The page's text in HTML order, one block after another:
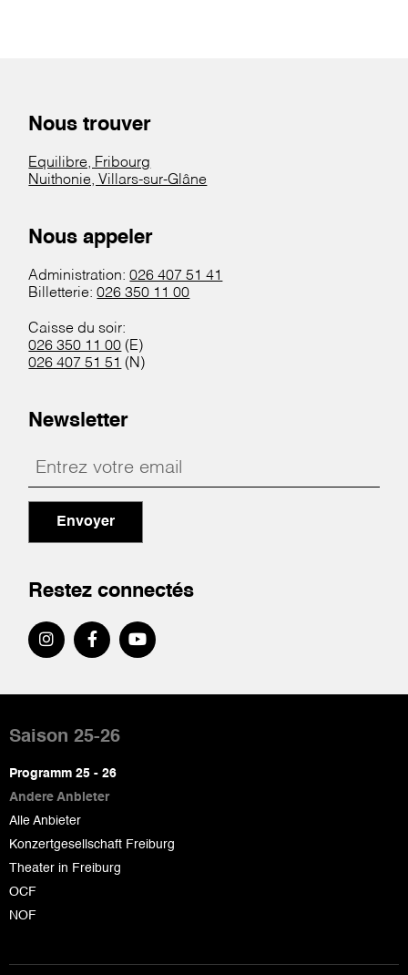
Nous trouver
Equilibre, Fribourg
Nuithonie, Villars-sur-Glâne
Nous appeler
Administration:026 407 51 41
Billetterie:026 350 11 00
Caisse du soir:
026 350 11 00 (E)
026 407 51 51 (N)
Newsletter
Envoyer
Restez connectés
de
page
Saison 25-26
Programm 25 - 26
Andere Anbieter
Alle Anbieter
Konzertgesellschaft Freiburg
Theater in Freiburg
OCF
NOF